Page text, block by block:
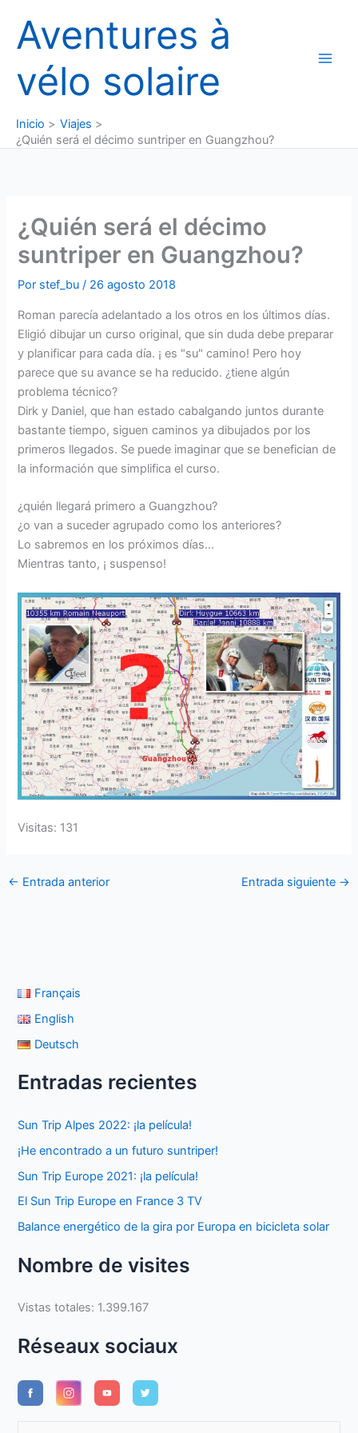
contenido
Aventures à
vélo solaire
Inicio
Viajes
¿Quién será el décimo suntriper en Guangzhou?
¿Quién será el décimo
suntriper en Guangzhou?
Por stef_bu/ 26 agosto 2018
Roman parecía adelantado a los otros en los últimos días.
Eligió dibujar un curso original, que sin duda debe preparar
y planificar para cada día. ¡ es "su" camino! Pero hoy
parece que su avance se ha reducido. ¿tiene algún
problema técnico?
Dirk y Daniel, que han estado cabalgando juntos durante
bastante tiempo, siguen caminos ya dibujados por los
primeros llegados. Se puede imaginar que se benefician de
la información que simplifica el curso.
¿quién llegará primero a Guangzhou?
¿o van a suceder agrupado como los anteriores?
Lo sabremos en los próximos días…
Mientras tanto, ¡ suspenso!
Visitas: 131
← Entrada anterior Entrada siguiente →
Français
English
Deutsch
Entradas recientes
Sun Trip Alpes 2022: ¡la película!
¡He encontrado a un futuro suntriper!
Sun Trip Europe 2021: ¡la película!
El Sun Trip Europe en France 3 TV
Balance energético de la gira por Europa en bicicleta solar
Nombre de visites
Vistas totales: 1.399.167
Réseaux sociaux